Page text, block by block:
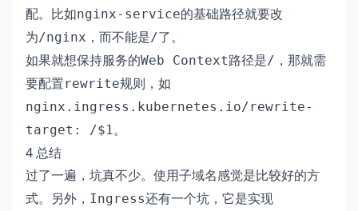
配。比如nginx-service的基础路径就要改
为/nginx ，而不能是/了。
如果就想保持服务的Web Context路径是/ ，那就需
要配置rewrite规则，如
nginx.ingress.kubernetes.io/rewrite-
target: /$1。
4 总结
过了一遍，坑真不少。使用子域名感觉是比较好的方
式。另外， Ingress还有一个坑，它是实现